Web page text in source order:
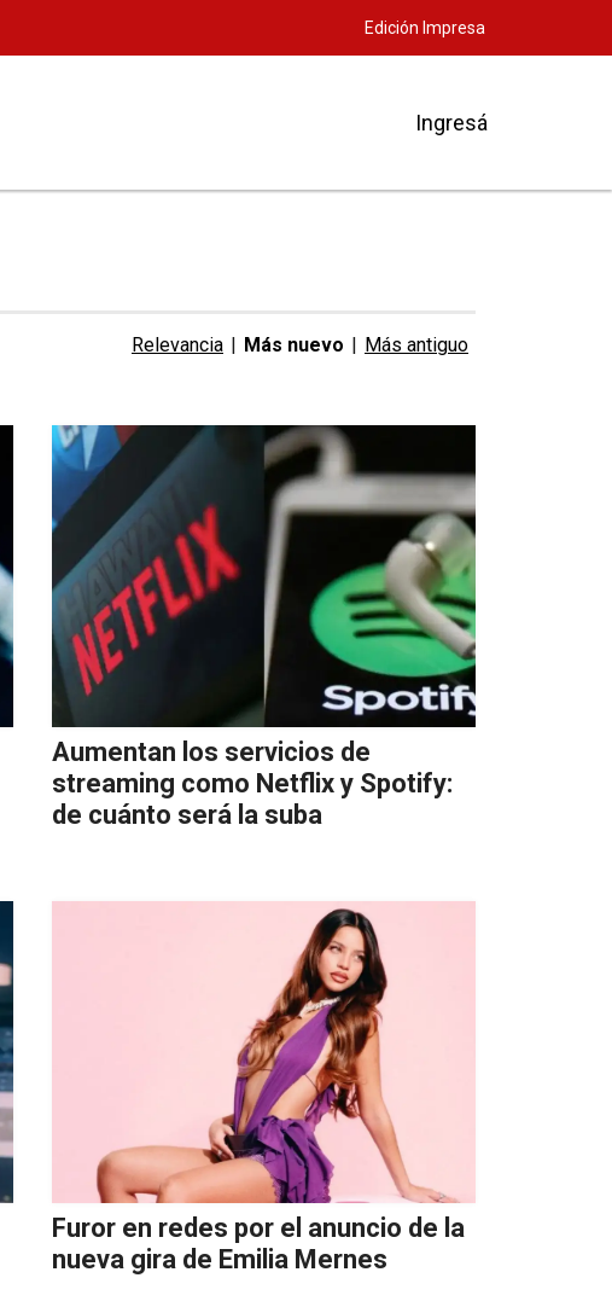
Edición Impresa
Ingresá
Relevancia | Más nuevo | Más antiguo
Aumentan los servicios de
streaming como Netflix y Spotify:
de cuánto será la suba
Furor en redes por el anuncio de la
nueva gira de Emilia Mernes